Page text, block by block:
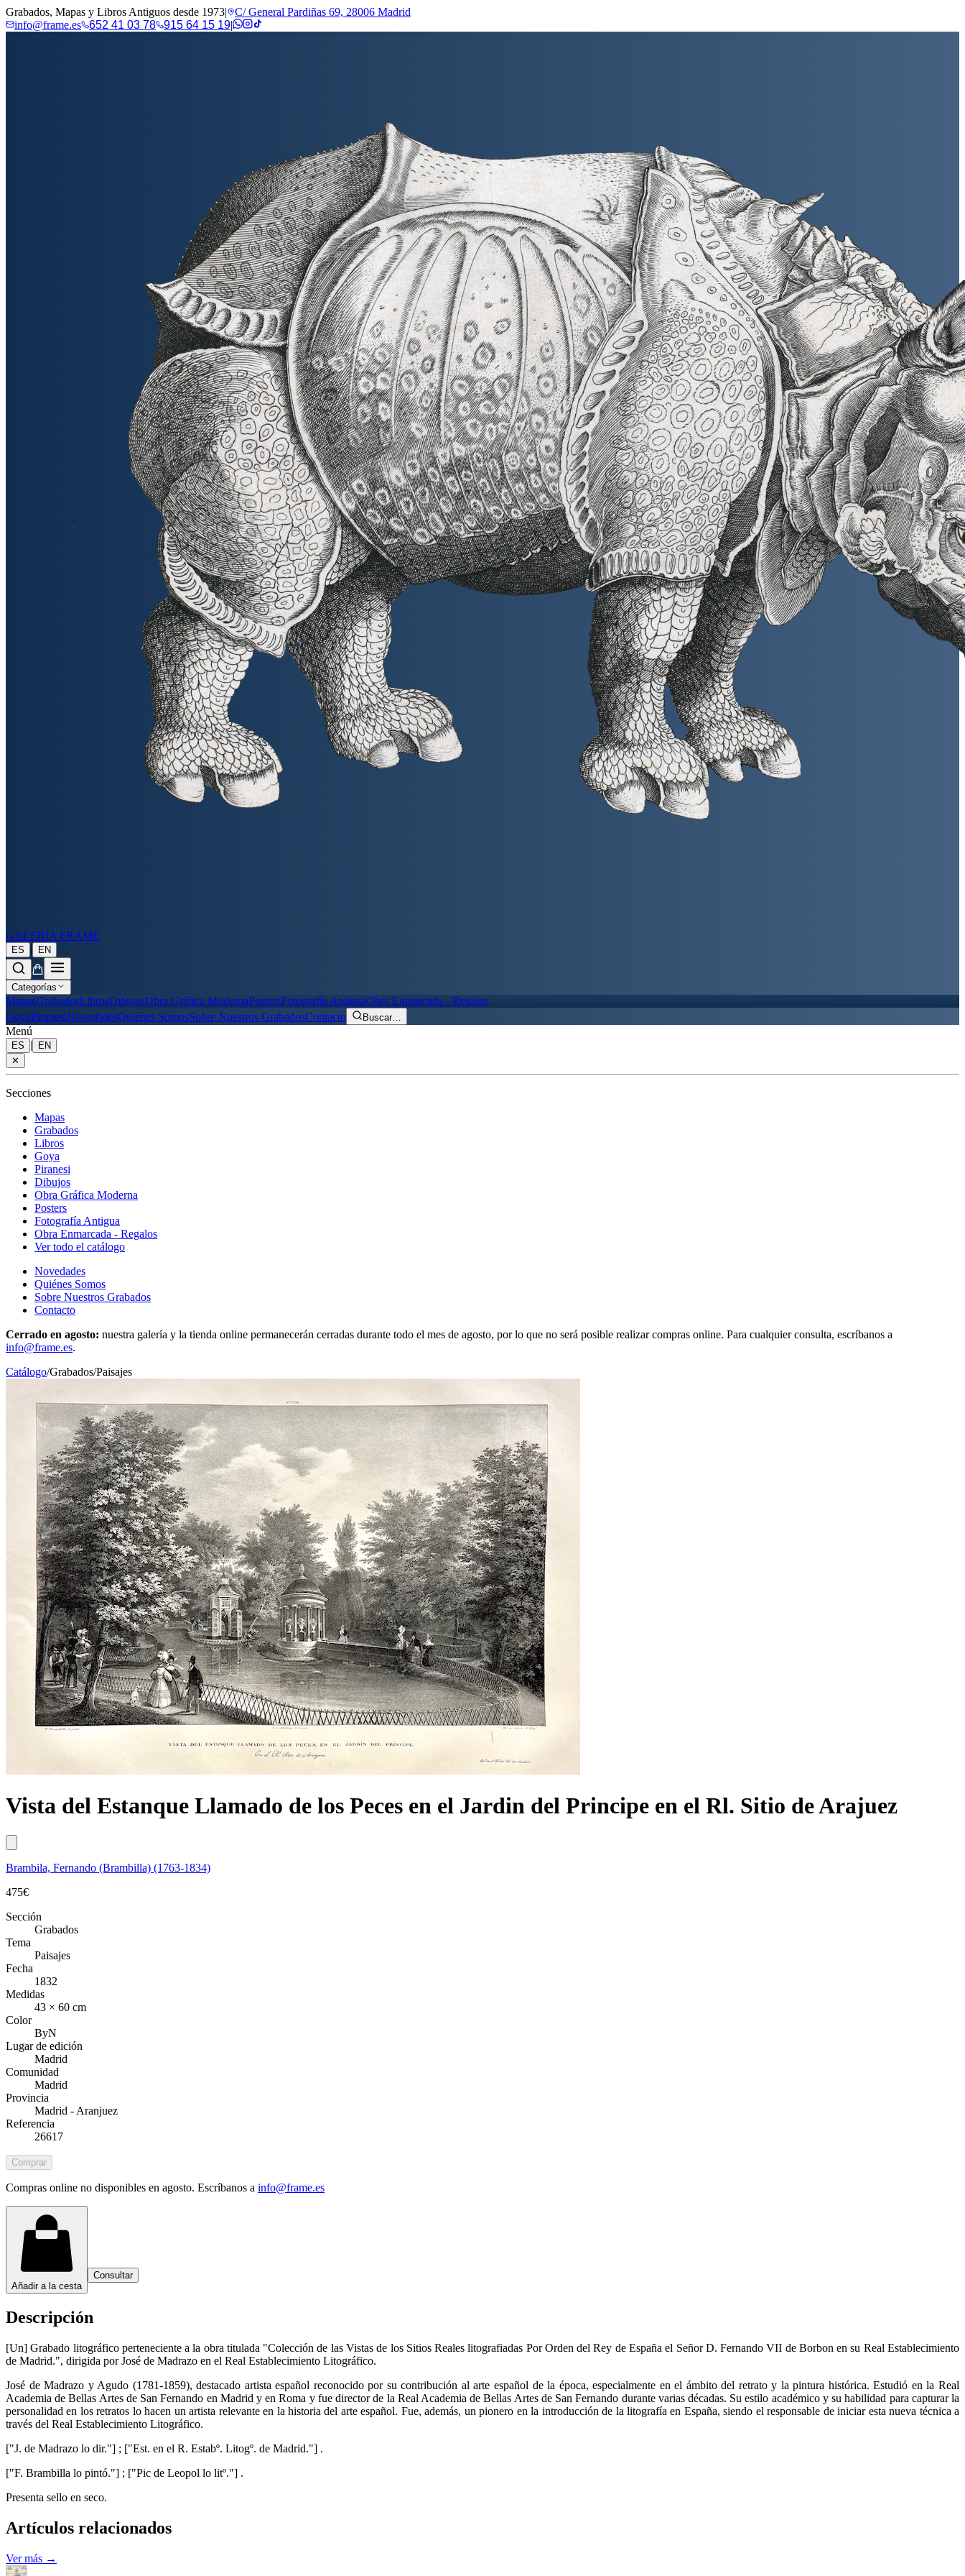
Grabados, Mapas y Libros Antiguos desde 1973|
C/ General Pardiñas 69, 28006 Madrid
info@frame.es
652 41 03 78 915 64 15 19|
GALERÍA FRAME
ES | EN
Categorías
MapasGrabadosLibrosDibujosObra Gráfica ModernaPostersFotografía AntiguaObra Enmarcada - Regalos
GoyaPiranesiNovedadesQuiénes SomosSobre Nuestros GrabadosContacto Buscar…
Menú
ES |
EN
✕
Secciones
Mapas
Grabados
Libros
Goya
Piranesi
Dibujos
Obra Gráfica Moderna
Posters
Fotografía Antigua
Obra Enmarcada - Regalos
Ver todo el catálogo
Novedades
Quiénes Somos
Sobre Nuestros Grabados
Contacto
Cerrado en agosto: nuestra galería y la tienda online permanecerán cerradas durante todo el mes de agosto, por lo que no será posible realizar compras online. Para cualquier consulta, escríbanos a
info@frame.es.
Catálogo/Grabados/Paisajes
Vista del Estanque Llamado de los Peces en el Jardin del Principe en el Rl. Sitio de Arajuez
Brambila, Fernando (Brambilla) (1763-1834)
475€
Sección
Grabados
Tema
Paisajes
Fecha
1832
Medidas
43 × 60 cm
Color
ByN
Lugar de edición
Madrid
Comunidad
Madrid
Provincia
Madrid - Aranjuez
Referencia
26617
Comprar
Compras online no disponibles en agosto. Escríbanos a info@frame.es
Añadir a la cesta
Consultar
Descripción
[Un] Grabado litográfico perteneciente a la obra titulada "Colección de las Vistas de los Sitios Reales litografiadas Por Orden del Rey de España el Señor D. Fernando VII de Borbon en su Real Establecimiento
de Madrid.", dirigida por José de Madrazo en el Real Establecimiento Litográfico.
José de Madrazo y Agudo (1781-1859), destacado artista español reconocido por su contribución al arte español de la época, especialmente en el ámbito del retrato y la pintura histórica. Estudió en la Real
Academia de Bellas Artes de San Fernando en Madrid y en Roma y fue director de la Real Academia de Bellas Artes de San Fernando durante varias décadas. Su estilo académico y su habilidad para capturar la
personalidad en los retratos lo hacen un artista relevante en la historia del arte español. Fue, además, un pionero en la introducción de la litografía en España, siendo el responsable de iniciar esta nueva técnica a
través del Real Establecimiento Litográfico.
["J. de Madrazo lo dir."] ; ["Est. en el R. Estabº. Litogº. de Madrid."] .
["F. Brambilla lo pintó."] ; ["Pic de Leopol lo litº."] .
Presenta sello en seco.
Artículos relacionados
Ver más →